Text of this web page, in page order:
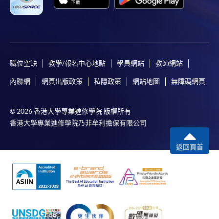
職位空缺 教學/報名中心地點 學員網站 教師網站
內聯網 網頁出版政策 私隱政策 網站地圖 無障礙網頁
© 2026 香港大學專業進修學院 版權所有
香港大學專業進修學院乃非牟利擔保有限公司
返回頁首